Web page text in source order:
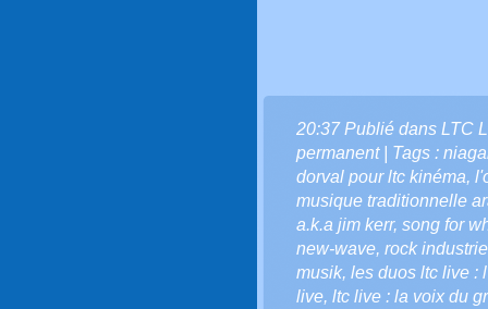
20:37 Publié dans LTC
permanent| Tags :
dorval pour ltc kinéma,
musique traditionnelle
a.k.a jim kerr, song for
new-wave, rock
musik, les duos ltc live :
live, ltc live : la voix du